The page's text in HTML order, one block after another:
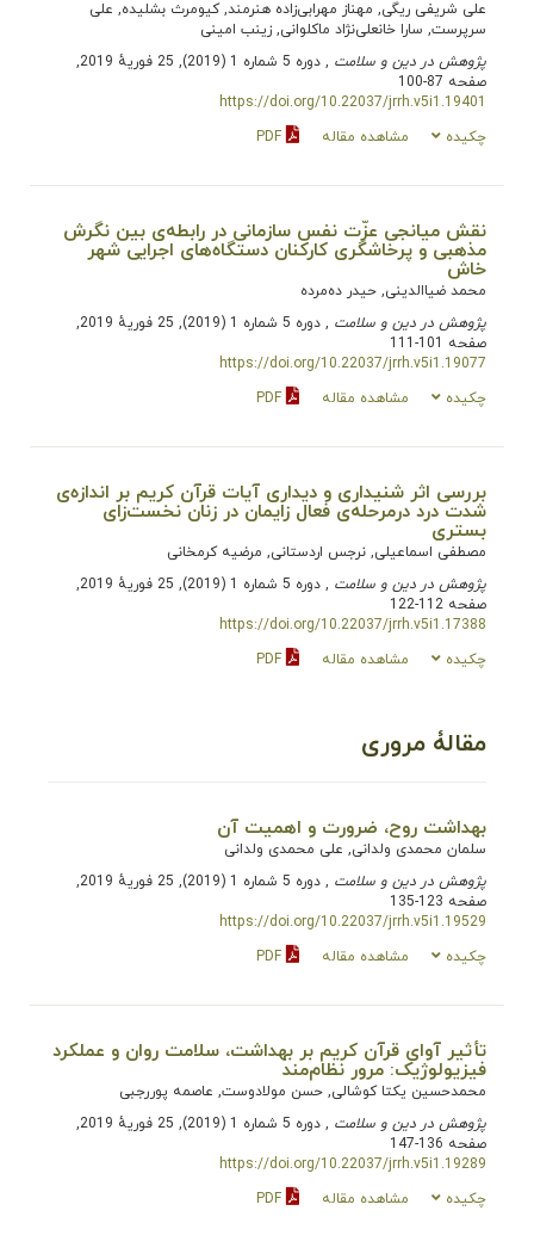
علی شریفی ریگی, مهناز مهرابی‌زاده هنرمند, کیومرث بشلیده, علی
سرپرست, سارا خانعلی‌نژاد ماکلوانی, زینب امینی
پژوهش در دین و سلامت
, دوره 5 شماره 1 (2019), 25 فوریهٔ 2019,
صفحه 87-100
https://doi.org/10.22037/jrrh.v5i1.19401
چکیده
مشاهده مقاله
نقش میانجی عزّت نفس سازمانی در رابطه‌ی بین نگرش
مذهبی و پرخاشگری کارکنان دستگاه‌های اجرایی شهر
خاش
محمد ضیاالدینی, حیدر ده‌مرده
پژوهش در دین و سلامت
, دوره 5 شماره 1 (2019), 25 فوریهٔ 2019,
صفحه 101-111
https://doi.org/10.22037/jrrh.v5i1.19077
چکیده
مشاهده مقاله
بررسی اثر شنیداری و دیداری آیات قرآن کریم بر اندازه‌ی
شدت درد درمرحله‌ی فعال زایمان در زنان نخست‌زای
بستری
مصطفی اسماعیلی, نرجس اردستانی, مرضیه کرمخانی
پژوهش در دین و سلامت
, دوره 5 شماره 1 (2019), 25 فوریهٔ 2019,
صفحه 112-122
https://doi.org/10.22037/jrrh.v5i1.17388
چکیده
مشاهده مقاله
مقالۀ مروری
بهداشت روح، ضرورت و اهمیت آن
سلمان محمدی ولدانی, علی محمدی ولدانی
پژوهش در دین و سلامت
, دوره 5 شماره 1 (2019), 25 فوریهٔ 2019,
صفحه 123-135
https://doi.org/10.22037/jrrh.v5i1.19529
چکیده
مشاهده مقاله
تأثیر آوای قرآن کریم بر بهداشت، سلامت روان و عملکرد
فیزیولوژیک: مرور نظام‌مند
محمدحسین یکتا کوشالی, حسن مولادوست, عاصمه پوررجبی
پژوهش در دین و سلامت
, دوره 5 شماره 1 (2019), 25 فوریهٔ 2019,
صفحه 136-147
https://doi.org/10.22037/jrrh.v5i1.19289
چکیده
مشاهده مقاله